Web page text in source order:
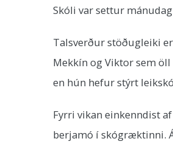
Skóli var settur
Talsverður stöðugleiki
Mekkín og Viktor sem
en hún hefur stýrt
Fyrri vikan einkenndist
berjamó í skógræktinni.